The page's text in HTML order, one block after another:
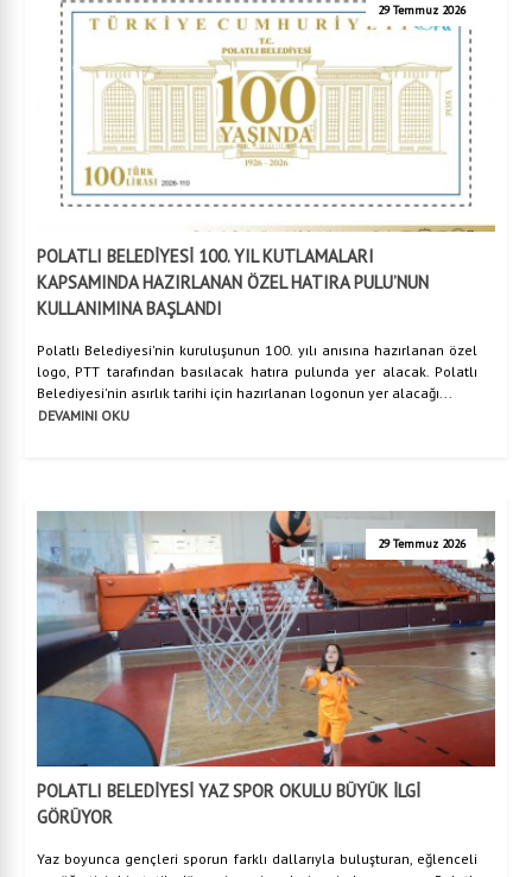
29 Temmuz 2026
POLATLI BELEDİYESİ 100. YIL KUTLAMALARI
KAPSAMINDA HAZIRLANAN ÖZEL HATIRA PULU’NUN
KULLANIMINA BAŞLANDI
Polatlı Belediyesi'nin kuruluşunun 100. yılı anısına hazırlanan özel
logo, PTT tarafından basılacak hatıra pulunda yer alacak. Polatlı
Belediyesi'nin asırlık tarihi için hazırlanan logonun yer alacağı...
DEVAMINI OKU
29 Temmuz 2026
POLATLI BELEDİYESİ YAZ SPOR OKULU BÜYÜK İLGİ
GÖRÜYOR
Yaz boyunca gençleri sporun farklı dallarıyla buluşturan, eğlenceli